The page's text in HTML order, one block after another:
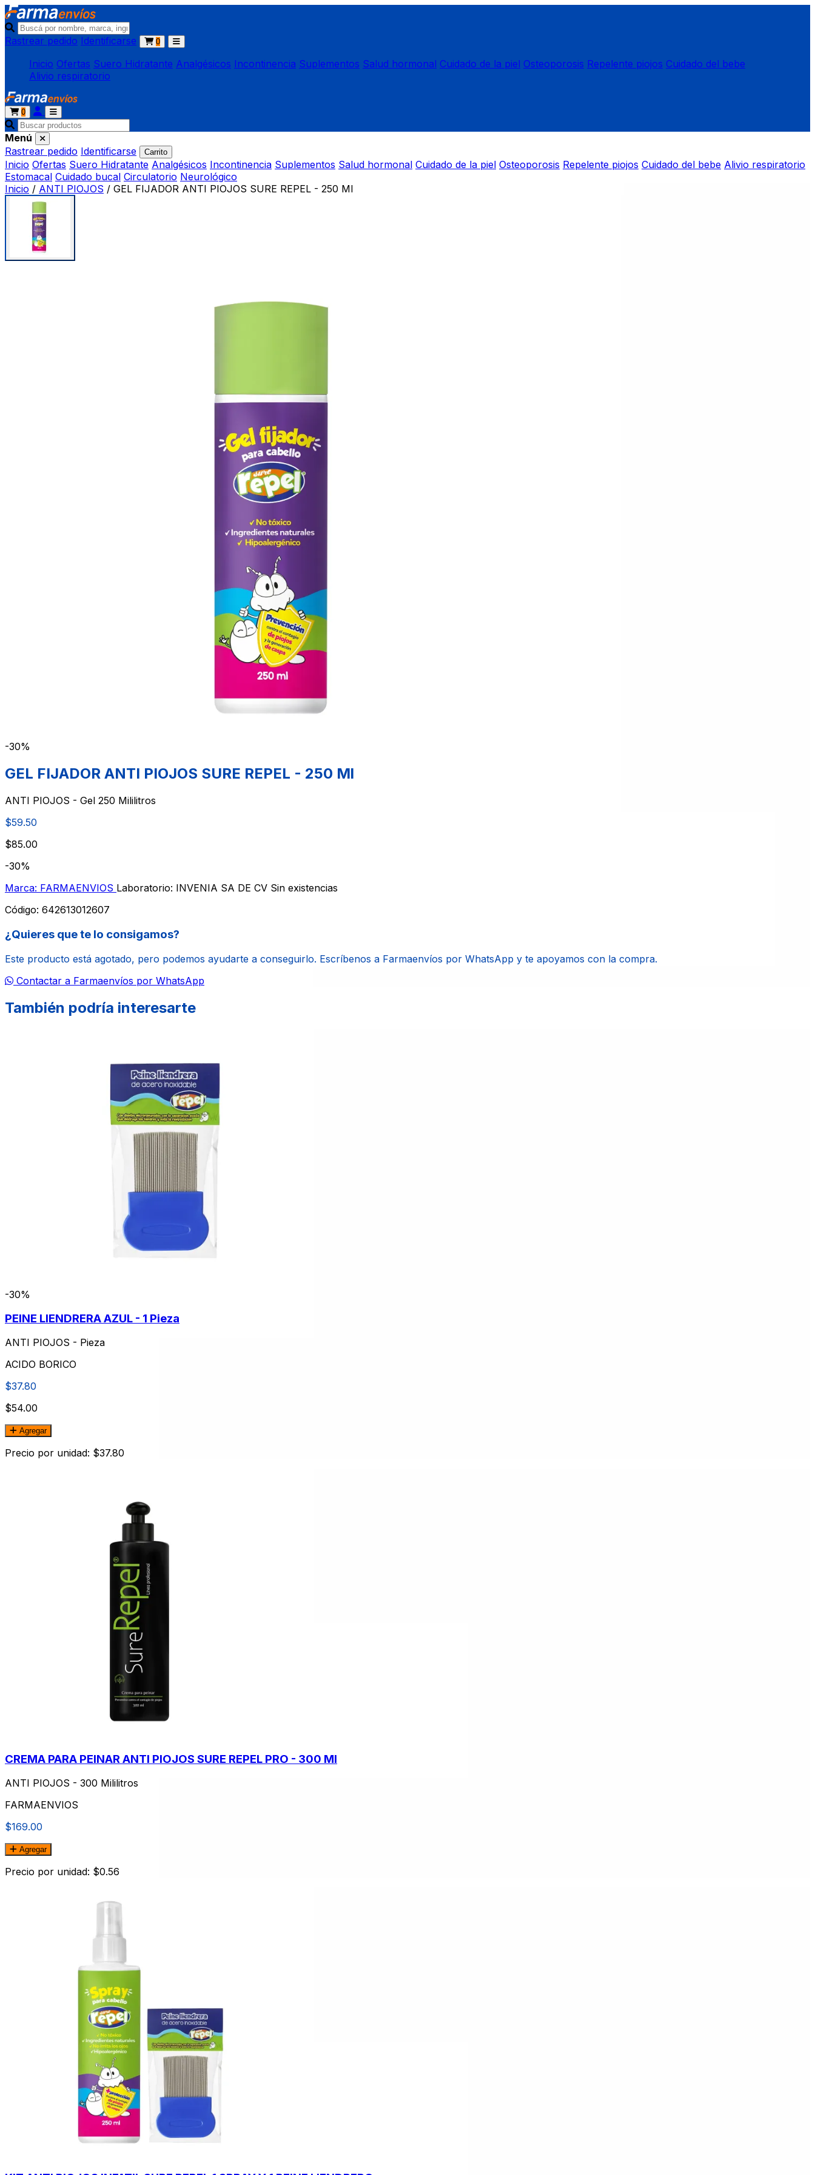
Rastrear pedido Identificarse 0
Inicio Ofertas Suero Hidratante Analgésicos Incontinencia Suplementos Salud hormonal Cuidado de la piel Osteoporosis Repelente piojos Cuidado del bebe
Alivio respiratorio
0
Menú
Rastrear pedido Identificarse Carrito
Inicio Ofertas Suero Hidratante Analgésicos Incontinencia Suplementos Salud hormonal Cuidado de la piel Osteoporosis Repelente piojos Cuidado del bebe Alivio respiratorio
Estomacal Cuidado bucal Circulatorio Neurológico
Inicio / ANTI PIOJOS / GEL FIJADOR ANTI PIOJOS SURE REPEL - 250 Ml
-30%
GEL FIJADOR ANTI PIOJOS SURE REPEL - 250 Ml
ANTI PIOJOS - Gel 250 Mililitros
$59.50
$85.00
-30%
Marca: FARMAENVIOS Laboratorio: INVENIA SA DE CV Sin existencias
Código: 642613012607
¿Quieres que te lo consigamos?
Este producto está agotado, pero podemos ayudarte a conseguirlo. Escríbenos a Farmaenvíos por WhatsApp y te apoyamos con la compra.
Contactar a Farmaenvíos por WhatsApp
También podría interesarte
-30%
PEINE LIENDRERA AZUL - 1 Pieza
ANTI PIOJOS - Pieza
ACIDO BORICO
$37.80
$54.00
Agregar
Precio por unidad: $37.80
CREMA PARA PEINAR ANTI PIOJOS SURE REPEL PRO - 300 Ml
ANTI PIOJOS - 300 Mililitros
FARMAENVIOS
$169.00
Agregar
Precio por unidad: $0.56